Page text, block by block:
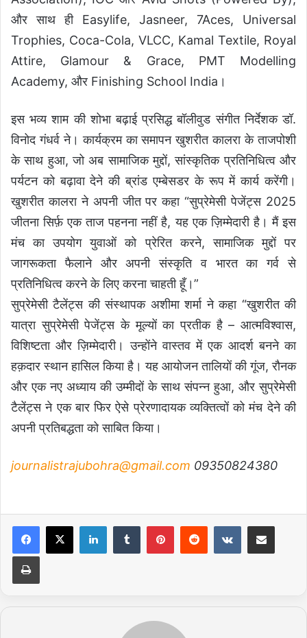
और साथ ही Easylife, Jasneer, 7Aces, Universal
Trophies, Coca-Cola, VLCC, Kamal Textile, Royal
Attire, Glamour & Grace, PMT Modelling
Academy, और Finishing School India।
इस भव्य शाम की शोभा बढ़ाई प्रसिद्ध बॉलीवुड संगीत निर्देशक डॉ.
विनोद गंधर्व ने। कार्यक्रम का समापन खुशरीत कालरा के ताजपोशी
के साथ हुआ, जो अब सामाजिक मुद्दों, सांस्कृतिक प्रतिनिधित्व और
पर्यटन को बढ़ावा देने की ब्रांड एम्बेसडर के रूप में कार्य करेंगी।
खुशरीत कालरा ने अपनी जीत पर कहा “सुप्रेमेसी पेजेंट्स 2025
जीतना सिर्फ़ एक ताज पहनना नहीं है, यह एक ज़िम्मेदारी है। मैं इस
मंच का उपयोग युवाओं को प्रेरित करने, सामाजिक मुद्दों पर
जागरूकता फैलाने और अपनी संस्कृति व भारत का गर्व से
प्रतिनिधित्व करने के लिए करना चाहती हूँ।”
सुप्रेमेसी टैलेंट्स की संस्थापक अशीमा शर्मा ने कहा “खुशरीत की
यात्रा सुप्रेमेसी पेजेंट्स के मूल्यों का प्रतीक है – आत्मविश्वास,
विशिष्टता और ज़िम्मेदारी। उन्होंने वास्तव में एक आदर्श बनने का
हक़दार स्थान हासिल किया है। यह आयोजन तालियों की गूंज, रौनक
और एक नए अध्याय की उम्मीदों के साथ संपन्न हुआ, और सुप्रेमेसी
टैलेंट्स ने एक बार फिर ऐसे प्रेरणादायक व्यक्तित्वों को मंच देने की
अपनी प्रतिबद्धता को साबित किया।
journalistrajubohra@gmail.com 09350824380